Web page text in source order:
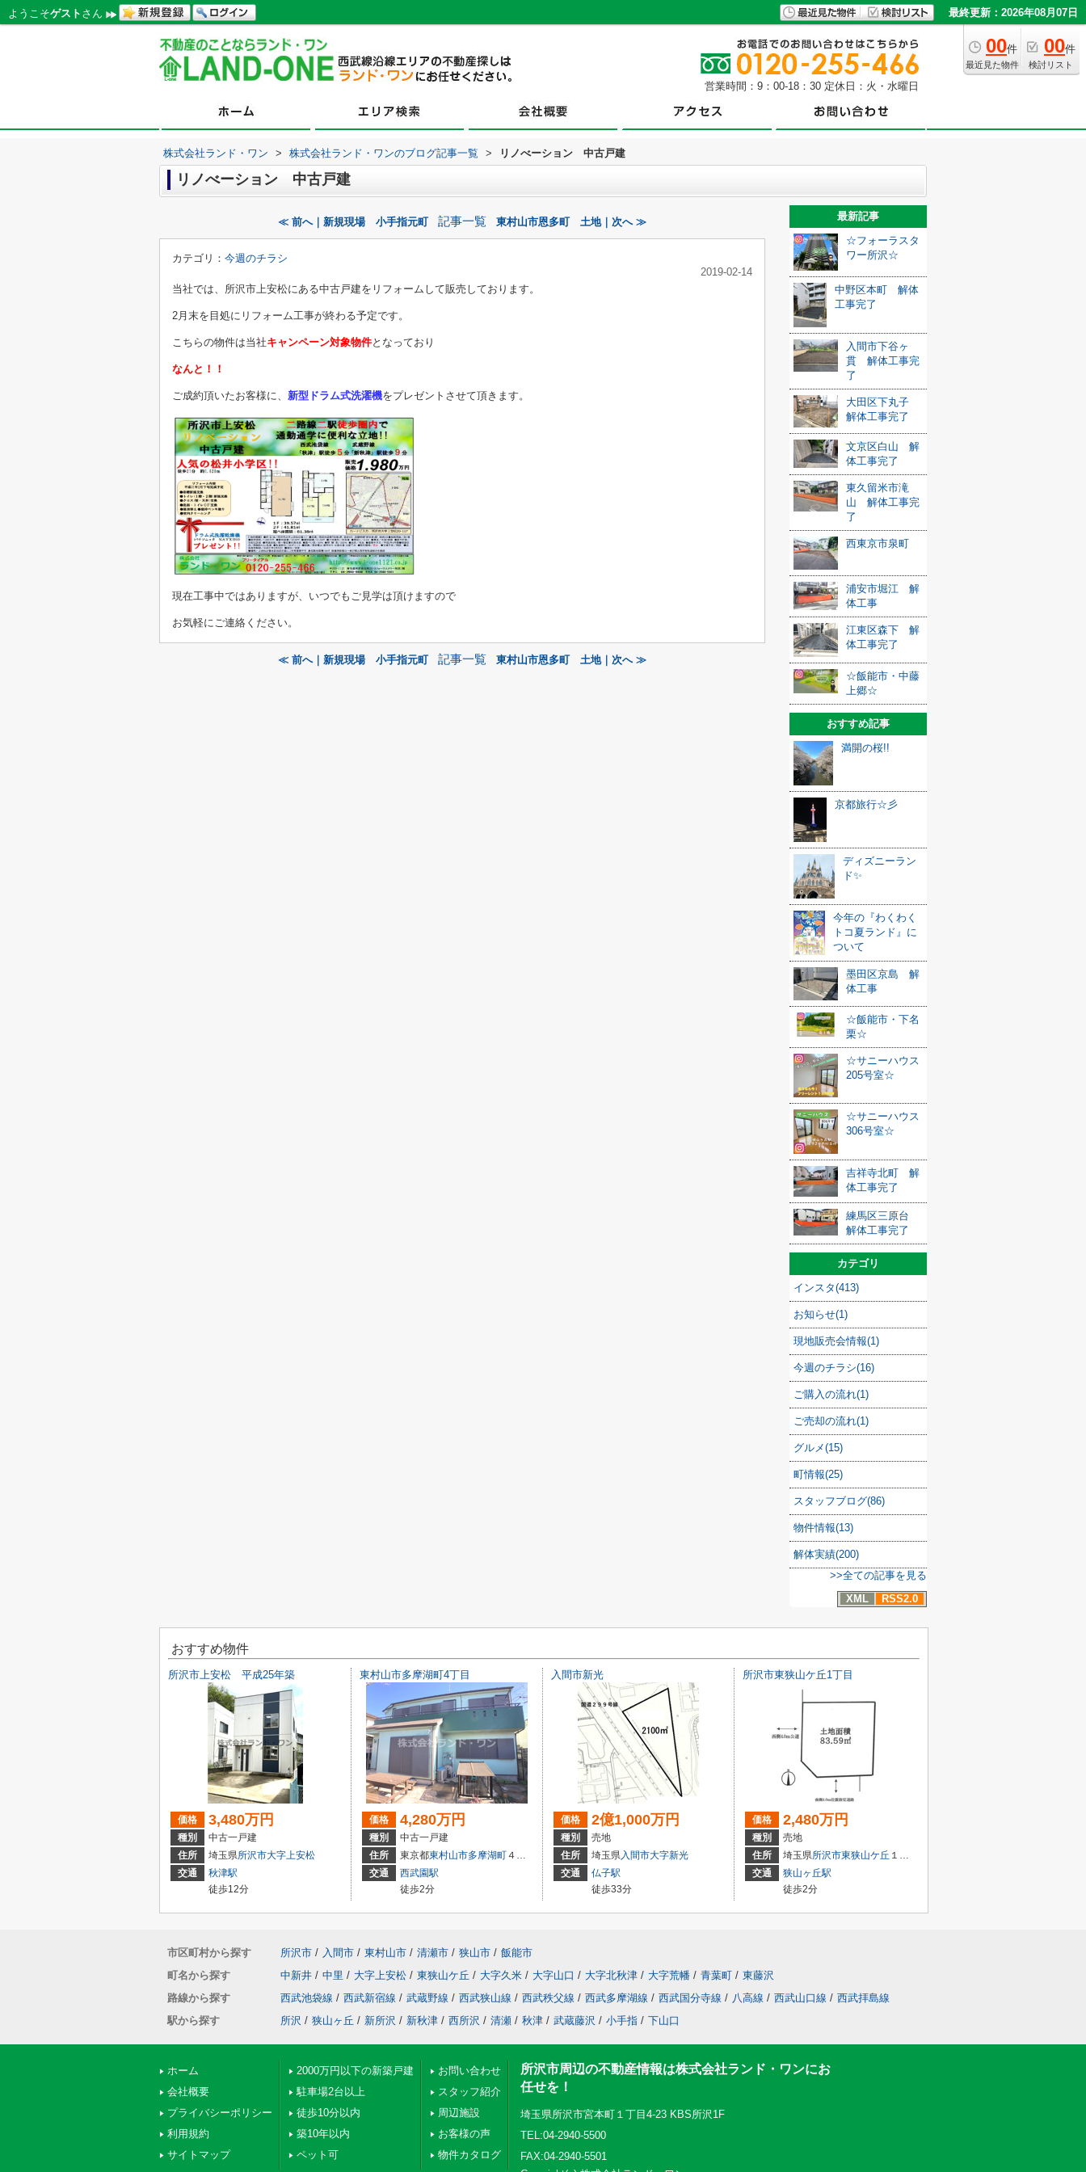
ようこそゲスト さん 最終更新：2026年08月07日
00件
最近見た物件
00件
検討リスト
営業時間：9：00-18：30 定休日：火・水曜日
株式会社ランド・ワン > 株式会社ランド・ワンのブログ記事一覧 > リノべーション 中古戸建
リノべーション 中古戸建
≪ 前へ｜新規現場 小手指元町 記事一覧 東村山市恩多町 土地｜次へ ≫
カテゴリ： 今週のチラシ
2019-02-14
当社では、所沢市上安松にある中古戸建をリフォームして販売しております。
2月末を目処にリフォーム工事が終わる予定です。
こちらの物件は当社キャンペーン対象物件となっており
なんと！！
ご成約頂いたお客様に、 新型ドラム式洗濯機をプレゼントさせて頂きます。
現在工事中ではありますが、いつでもご見学は頂けますので
お気軽にご連絡ください。
≪ 前へ｜新規現場 小手指元町 記事一覧 東村山市恩多町 土地｜次へ ≫
最新記事
☆フォーラスタ
ワー所沢☆
中野区本町 解体
工事完了
入間市下谷ヶ
貫 解体工事完
了
大田区下丸子
解体工事完了
文京区白山 解
体工事完了
東久留米市滝
山 解体工事完
了
西東京市泉町
浦安市堀江 解
体工事
江東区森下 解
体工事完了
☆飯能市・中藤
上郷☆
おすすめ記事
満開の桜!!
京都旅行☆彡
ディズニーラン
ド✨
今年の『わくわく
トコ夏ランド』に
ついて
墨田区京島 解
体工事
☆飯能市・下名
栗☆
☆サニーハウス
205号室☆
☆サニーハウス
306号室☆
吉祥寺北町 解
体工事完了
練馬区三原台
解体工事完了
カテゴリ
インスタ(413)
お知らせ(1)
現地販売会情報(1)
今週のチラシ(16)
ご購入の流れ(1)
ご売却の流れ(1)
グルメ(15)
町情報(25)
スタッフブログ(86)
物件情報(13)
解体実績(200)
>>全ての記事を見る
XML
RSS2.0
おすすめ物件
所沢市上安松 平成25年築
価格 3,480万円
種別
中古一戸建
住所
埼玉県所沢市大字上安松
交通
秋津駅
徒歩12分
東村山市多摩湖町4丁目
価格 4,280万円
種別
中古一戸建
住所
東京都東村山市多摩湖町４丁目
交通
西武園駅
徒歩2分
入間市新光
価格 2億1,000万円
種別
売地
住所
埼玉県入間市大字新光
交通
仏子駅
徒歩33分
所沢市東狭山ケ丘1丁目
価格 2,480万円
種別
売地
住所
埼玉県所沢市東狭山ケ丘 １丁目
交通
狭山ヶ丘駅
徒歩2分
市区町村から探す 所沢市 / 入間市 / 東村山市 / 清瀬市 / 狭山市 / 飯能市
町名から探す
中新井 / 中里 / 大字上安松 / 東狭山ケ丘 / 大字久米 / 大字山口 / 大字北秋津 / 大字荒幡 / 青葉町 / 東藤沢
路線から探す
西武池袋線 / 西武新宿線 / 武蔵野線 / 西武狭山線 / 西武秩父線 / 西武多摩湖線 / 西武国分寺線 / 八高線 / 西武山口線 / 西武拝島線
駅から探す
所沢 / 狭山ヶ丘 / 新所沢 / 新秋津 / 西所沢 / 清瀬 / 秋津 / 武蔵藤沢 / 小手指 / 下山口
ホーム
会社概要
プライバシーポリシー
利用規約
サイトマップ
2000万円以下の新築戸建
駐車場2台以上
徒歩10分以内
築10年以内
ペット可
お問い合わせ
スタッフ紹介
周辺施設
お客様の声
物件カタログ
所沢市周辺の不動産情報は株式会社ランド・ワンにお
任せを！
埼玉県所沢市宮本町１丁目4-23 KBS所沢1F
TEL:04-2940-5500
FAX:04-2940-5501